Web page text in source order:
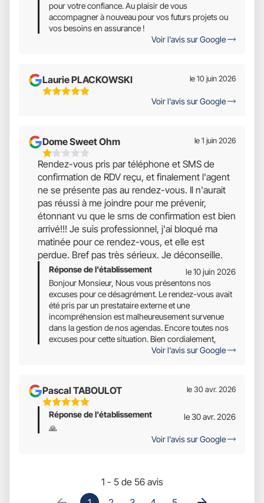
pour votre confiance. Au plaisir de vous
accompagner à nouveau pour vos futurs projets ou
vos besoins en assurance !
Voir l'avis sur Google
Laurie PLACKOWSKI
5
le 10 juin 2026
Voir l'avis sur Google
Dome Sweet Ohm
1
Étoiles
Sur
5
le 1 juin 2026
Rendez-vous pris par téléphone et SMS de
confirmation de RDV reçu, et finalement l'agent
ne se présente pas au rendez-vous. Il n'aurait
pas réussi à me joindre pour me prévenir,
étonnant vu que le sms de confirmation est bien
arrivé!!! Je suis professionnel, j'ai bloqué ma
matinée pour ce rendez-vous, et elle est
perdue. Bref pas très sérieux. Je déconseille.
Réponse de l'établissement
le 10 juin 2026
Bonjour Monsieur, Nous vous présentons nos
excuses pour ce désagrément. Le rendez-vous avait
été pris par un prestataire externe et une
incompréhension est malheureusement survenue
dans la gestion de nos agendas. Encore toutes nos
excuses pour cette situation. Bien cordialement,
Voir l'avis sur Google
Pascal TABOULOT
5
Étoiles
Sur
le 30 avr. 2026
Réponse de l'établissement
le 30 avr. 2026
🙏
Voir l'avis sur Google
1 - 5 de 56 avis